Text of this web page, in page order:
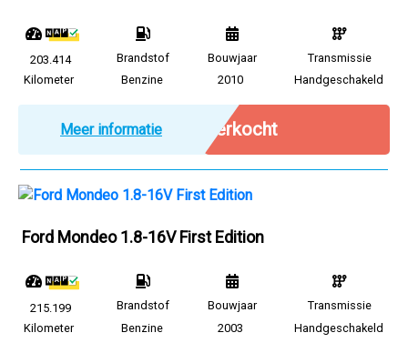
203.414
Kilometer
Brandstof
Benzine
Bouwjaar
2010
Transmissie
Handgeschakeld
Meer informatie Verkocht
Ford Mondeo 1.8-16V First Edition
215.199
Kilometer
Brandstof
Benzine
Bouwjaar
2003
Transmissie
Handgeschakeld